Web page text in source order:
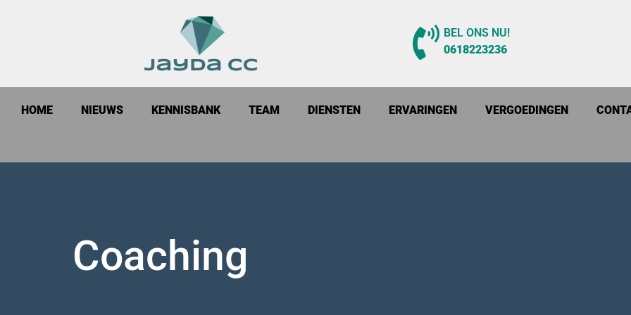
BEL ONS NU!
0618223236
HOME NIEUWS KENNISBANK TEAM DIENSTEN ERVARINGEN VERGOEDINGEN
Coaching